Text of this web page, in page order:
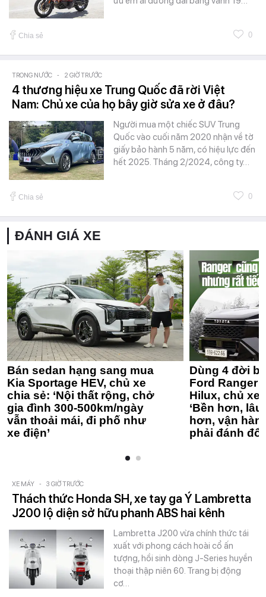
Chia sẻ 0
TRONG NƯỚC - 2 GIỜ TRƯỚC
4 thương hiệu xe Trung Quốc đã rời Việt
Nam: Chủ xe của họ bây giờ sửa xe ở đâu?
Người mua một chiếc SUV Trung
Quốc vào cuối năm 2020 nhận về tờ
giấy bảo hành 5 năm, có hiệu lực đến
hết 2025. Tháng 2/2024, công ty…
Chia sẻ 0
ĐÁNH GIÁ XE
Bán sedan hạng sang mua
Kia Sportage HEV, chủ xe
chia sẻ: ‘Nội thất rộng, chở
gia đình 300-500km/ngày
vẫn thoải mái, đi phố như
xe điện’
Dùng 4 đời
Ford Ranger
Hilux, chủ xe
‘Bền hơn,
hơn, vận
phải đánh
XE MÁY - 3 GIỜ TRƯỚC
Thách thức Honda SH, xe tay ga Ý Lambretta
J200 lộ diện sở hữu phanh ABS hai kênh
Lambretta J200 vừa chính thức tái
xuất với phong cách hoài cổ ấn
tượng, hồi sinh dòng J-Series huyền
thoại thập niên 60. Trang bị động
cơ…